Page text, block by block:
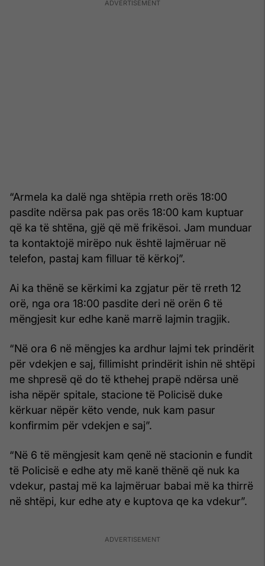
“Armela ka dalë nga shtëpia rreth orës 18:00
pasdite ndërsa pak pas orës 18:00 kam kuptuar
që ka të shtëna, gjë që më frikësoi. Jam munduar
ta kontaktojë mirëpo nuk është lajmëruar në
telefon, pastaj kam filluar të kërkoj”.
Ai ka thënë se kërkimi ka zgjatur për të rreth 12
orë, nga ora 18:00 pasdite deri në orën 6 të
mëngjesit kur edhe kanë marrë lajmin tragjik.
“Në ora 6 në mëngjes ka ardhur lajmi tek prindërit
për vdekjen e saj, fillimisht prindërit ishin në shtëpi
me shpresë që do të kthehej prapë ndërsa unë
isha nëpër spitale, stacione të Policisë duke
kërkuar nëpër këto vende, nuk kam pasur
konfirmim për vdekjen e saj”.
“Në 6 të mëngjesit kam qenë në stacionin e fundit
të Policisë e edhe aty më kanë thënë që nuk ka
vdekur, pastaj më ka lajmëruar babai më ka thirrë
në shtëpi, kur edhe aty e kuptova qe ka vdekur”.